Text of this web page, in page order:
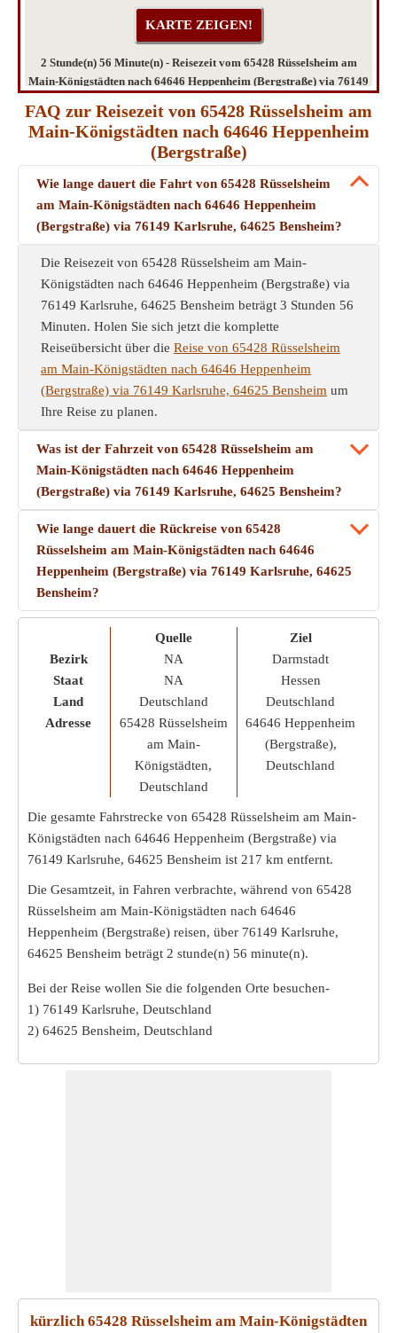
2 Stunde(n) 56 Minute(n) - Reisezeit vom 65428 Rüsselsheim am
Main-Königstädten nach 64646 Heppenheim (Bergstraße) via 76149
FAQ zur Reisezeit von 65428 Rüsselsheim am
Main-Königstädten nach 64646 Heppenheim
(Bergstraße)
Wie lange dauert die Fahrt von 65428 Rüsselsheim
am Main-Königstädten nach 64646 Heppenheim
(Bergstraße) via 76149 Karlsruhe, 64625 Bensheim?
Die Reisezeit von 65428 Rüsselsheim am Main-
Königstädten nach 64646 Heppenheim (Bergstraße) via
76149 Karlsruhe, 64625 Bensheim beträgt 3 Stunden 56
Minuten. Holen Sie sich jetzt die komplette
Reiseübersicht über die Reise von 65428 Rüsselsheim
am Main-Königstädten nach 64646 Heppenheim
(Bergstraße) via 76149 Karlsruhe, 64625 Bensheim um
Ihre Reise zu planen.
Was ist der Fahrzeit von 65428 Rüsselsheim am
Main-Königstädten nach 64646 Heppenheim
(Bergstraße) via 76149 Karlsruhe, 64625 Bensheim?
Wie lange dauert die Rückreise von 65428
Rüsselsheim am Main-Königstädten nach 64646
Heppenheim (Bergstraße) via 76149 Karlsruhe, 64625
Bensheim?
Bezirk
Staat
Land
Adresse
Quelle
NA
NA
Deutschland
65428 Rüsselsheim
am Main-
Königstädten,
Deutschland
Ziel
Darmstadt
Hessen
Deutschland
64646 Heppenheim
(Bergstraße),
Deutschland
Die gesamte Fahrstrecke von 65428 Rüsselsheim am Main-
Königstädten nach 64646 Heppenheim (Bergstraße) via
76149 Karlsruhe, 64625 Bensheim ist 217 km entfernt.
Die Gesamtzeit, in Fahren verbrachte, während von 65428
Rüsselsheim am Main-Königstädten nach 64646
Heppenheim (Bergstraße) reisen, über 76149 Karlsruhe,
64625 Bensheim beträgt 2 stunde(n) 56 minute(n).
Bei der Reise wollen Sie die folgenden Orte besuchen-
1) 76149 Karlsruhe, Deutschland
2) 64625 Bensheim, Deutschland
kürzlich 65428 Rüsselsheim am Main-Königstädten